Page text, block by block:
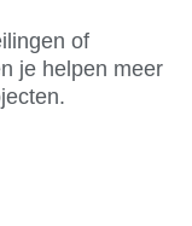
of
je helpen meer